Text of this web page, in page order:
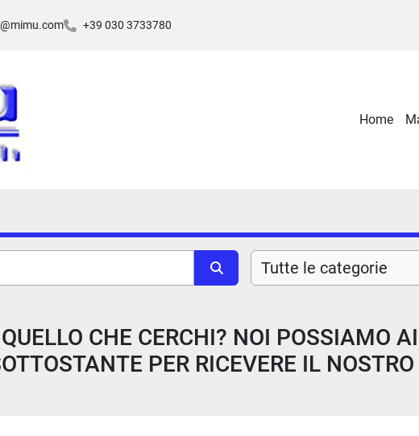
+39 030 3733780
Home
Tutte le categorie
CHE CERCHI? NOI POSSIAMO
PER RICEVERE IL